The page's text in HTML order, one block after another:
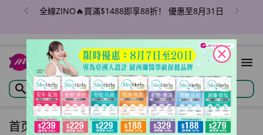
全線ZINO🔥買滿$1488即享88折！ 優惠至8月31日
首页/Regal Green 私密净
close